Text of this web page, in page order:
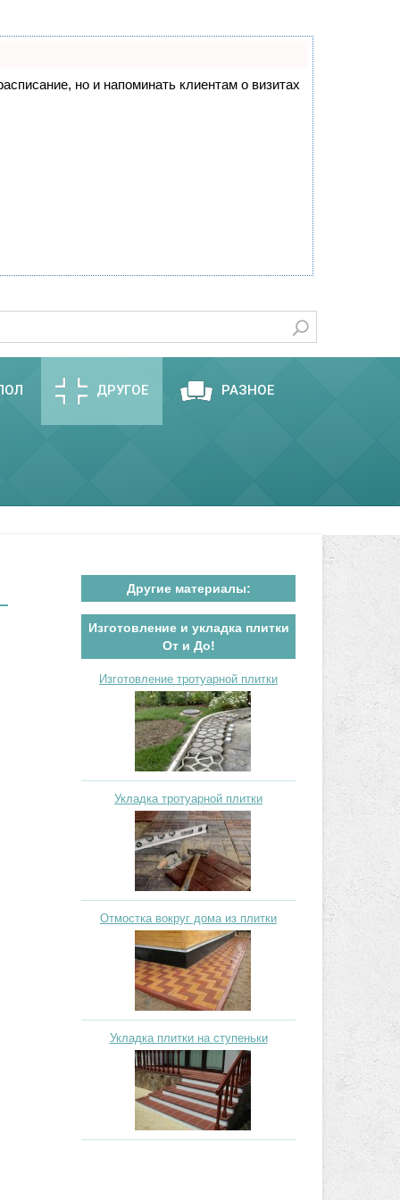
но и напоминать клиентам о визитах
ДРУГОЕ РАЗНОЕ
Другие материалы:
Изготовление и укладка плитки
От и До!
Изготовление тротуарной плитки
Укладка тротуарной плитки
Отмостка вокруг дома из плитки
Укладка плитки на ступеньки